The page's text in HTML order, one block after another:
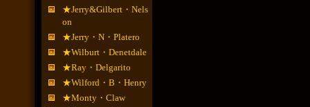
★Jerry&Gilbert・Nels
on
★Jerry・N・Platero
★Wilburt・Denetdale
★Ray・Delgarito
★Wilford・B・Henry
★Monty・Claw